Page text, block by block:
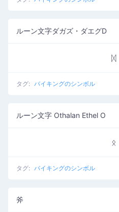
ルーン文字ダガズ・ダエグD
ᛞ
タグ: バイキングのシンボル
ルーン文字 Othalan Ethel O
ᛟ
タグ: バイキングのシンボル
斧